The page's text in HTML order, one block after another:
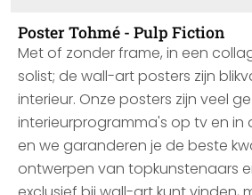
Poster Tohmé - Pulp Fiction
Met of zonder frame, in een
solist; de wall-art posters zijn
interieur. Onze posters zijn veel
interieurprogramma's op tv en in
en we garanderen je de beste
ontwerpen van topkunstenaars